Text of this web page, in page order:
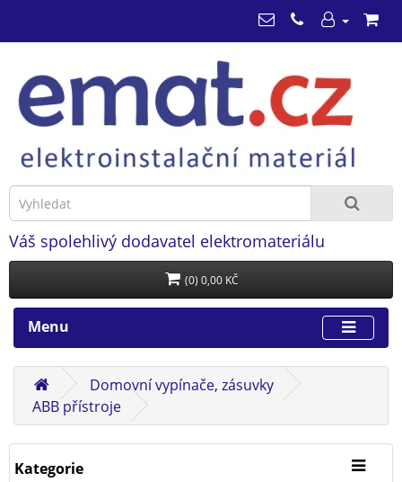
Váš spolehlivý dodavatel elektromateriálu
(0) 0,00 KČ
Menu
Domovní vypínače, zásuvky
ABB přístroje
Kategorie